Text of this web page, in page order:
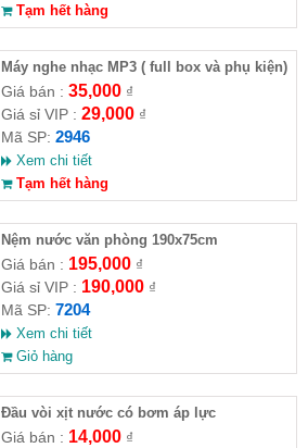
Tạm hết hàng
Máy nghe nhạc MP3 ( full box và phụ kiện)
Giá bán : 35,000₫
Giá sỉ VIP : 29,000₫
Mã SP: 2946
Xem chi tiết
Tạm hết hàng
Nệm nước văn phòng 190x75cm
Giá bán : 195,000₫
Giá sỉ VIP : 190,000₫
Mã SP: 7204
Xem chi tiết
Giỏ hàng
Đầu vòi xịt nước có bơm áp lực
Giá bán : 14,000₫